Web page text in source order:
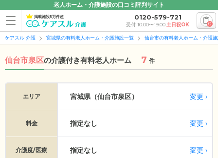
老人ホーム・介護施設の口コミ評判サイト
掲載施設5万件超 0120-579-721
受付 10:00〜19:00土日祝OK 0
ケアスル 介護 宮城県の有料老人ホーム・介護施設一覧 仙台市の有料老人ホーム・介護
仙台市泉区の介護付き有料老人ホーム 7 件
エリア 宮城県（仙台市泉区） 変更
料金 指定なし 変更
介護度/医療 指定なし 変更